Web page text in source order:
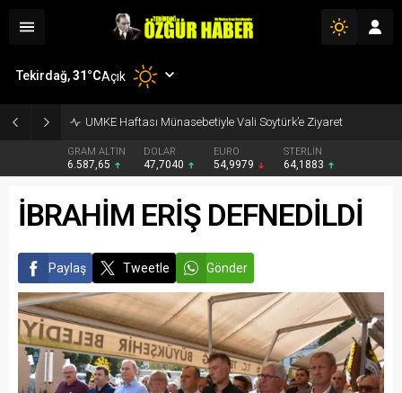
UMKE Haftası Münasebetiyle Vali Soytürk’e Ziyaret
GRAM ALTIN
6.587,65
DOLAR
47,7040
EURO
54,9979
STERLİN
64,1883
Tekirdağ,31°CAçık
İBRAHİM ERİŞ DEFNEDİLDİ
Paylaş Tweetle Gönder